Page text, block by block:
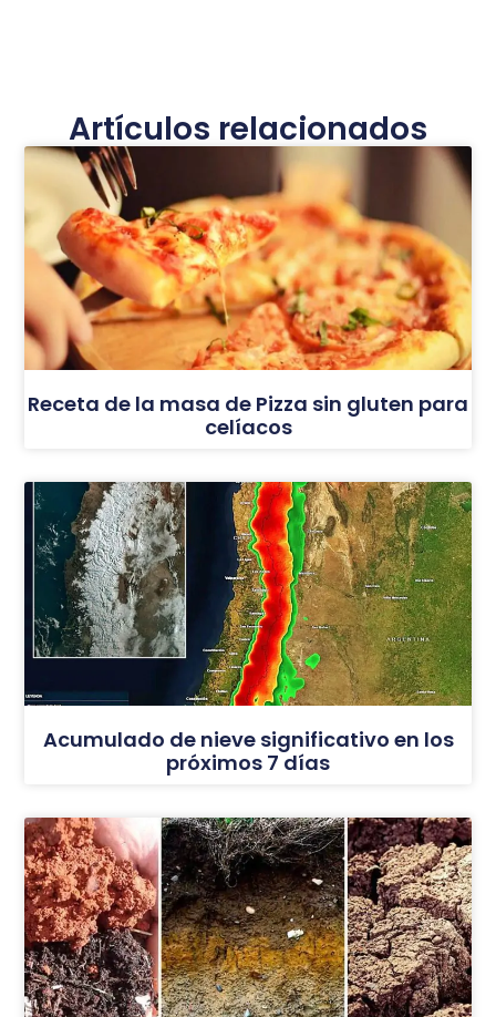
Artículos relacionados
Receta de la masa de Pizza sin gluten para
celíacos
Acumulado de nieve significativo en los
próximos 7 días